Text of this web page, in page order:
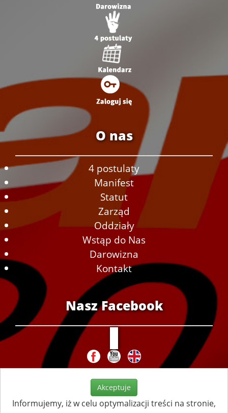
O nas
4 postulaty
Manifest
Statut
Zarząd
Oddziały
Wstąp do Nas
Darowizna
Kontakt
Nasz Facebook
Akceptuje
Informujemy, iż w celu optymalizacji treści na stronie,